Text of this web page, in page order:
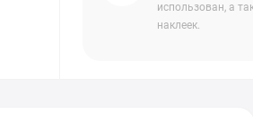
использован, а
наклеек.